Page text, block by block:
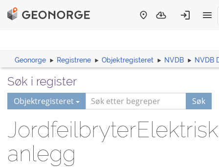
Geonorge Registrene Objektregisteret NVDB NVDB
Søk i register
Objektregisteret Søk
JordfeilbryterElektrisk
anlegg